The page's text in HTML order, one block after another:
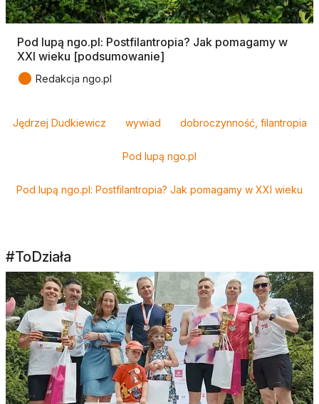
Pod lupą ngo.pl: Postfilantropia? Jak pomagamy w
XXI wieku [podsumowanie]
● Redakcja ngo.pl
Jędrzej Dudkiewicz wywiad dobroczynność, filantropia
Pod lupą ngo.pl
Pod lupą ngo.pl: Postfilantropia? Jak pomagamy w XXI wieku
#ToDziała